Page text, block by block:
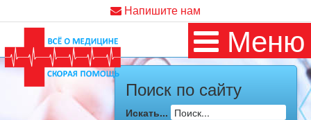
Напишите нам
Меню
Поиск по сайту
Искать...